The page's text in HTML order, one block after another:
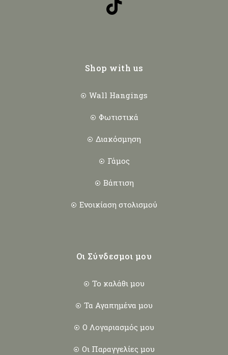
Shop with us
Wall Hangings
Φωτιστικά
Διακόσμηση
Γάμος
Βάπτιση
Ενοικίαση στολισμού
Οι Σύνδεσμοι μου
Το καλάθι μου
Τα Αγαπημένα μου
Ο Λογαριασμός μου
Οι Παραγγελίες μου